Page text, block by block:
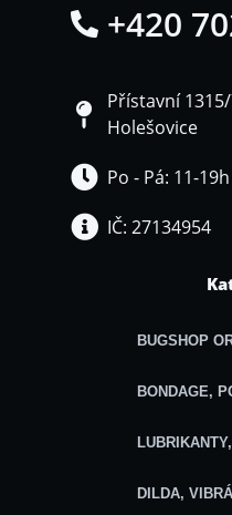
+420
Přístavní
Holešovice
Po - Pá: 11-19h
IČ: 27134954
BUGSHOP
BONDAGE,
DILDA,